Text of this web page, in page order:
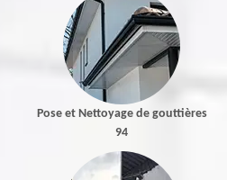
Pose et Nettoyage de gouttières
94